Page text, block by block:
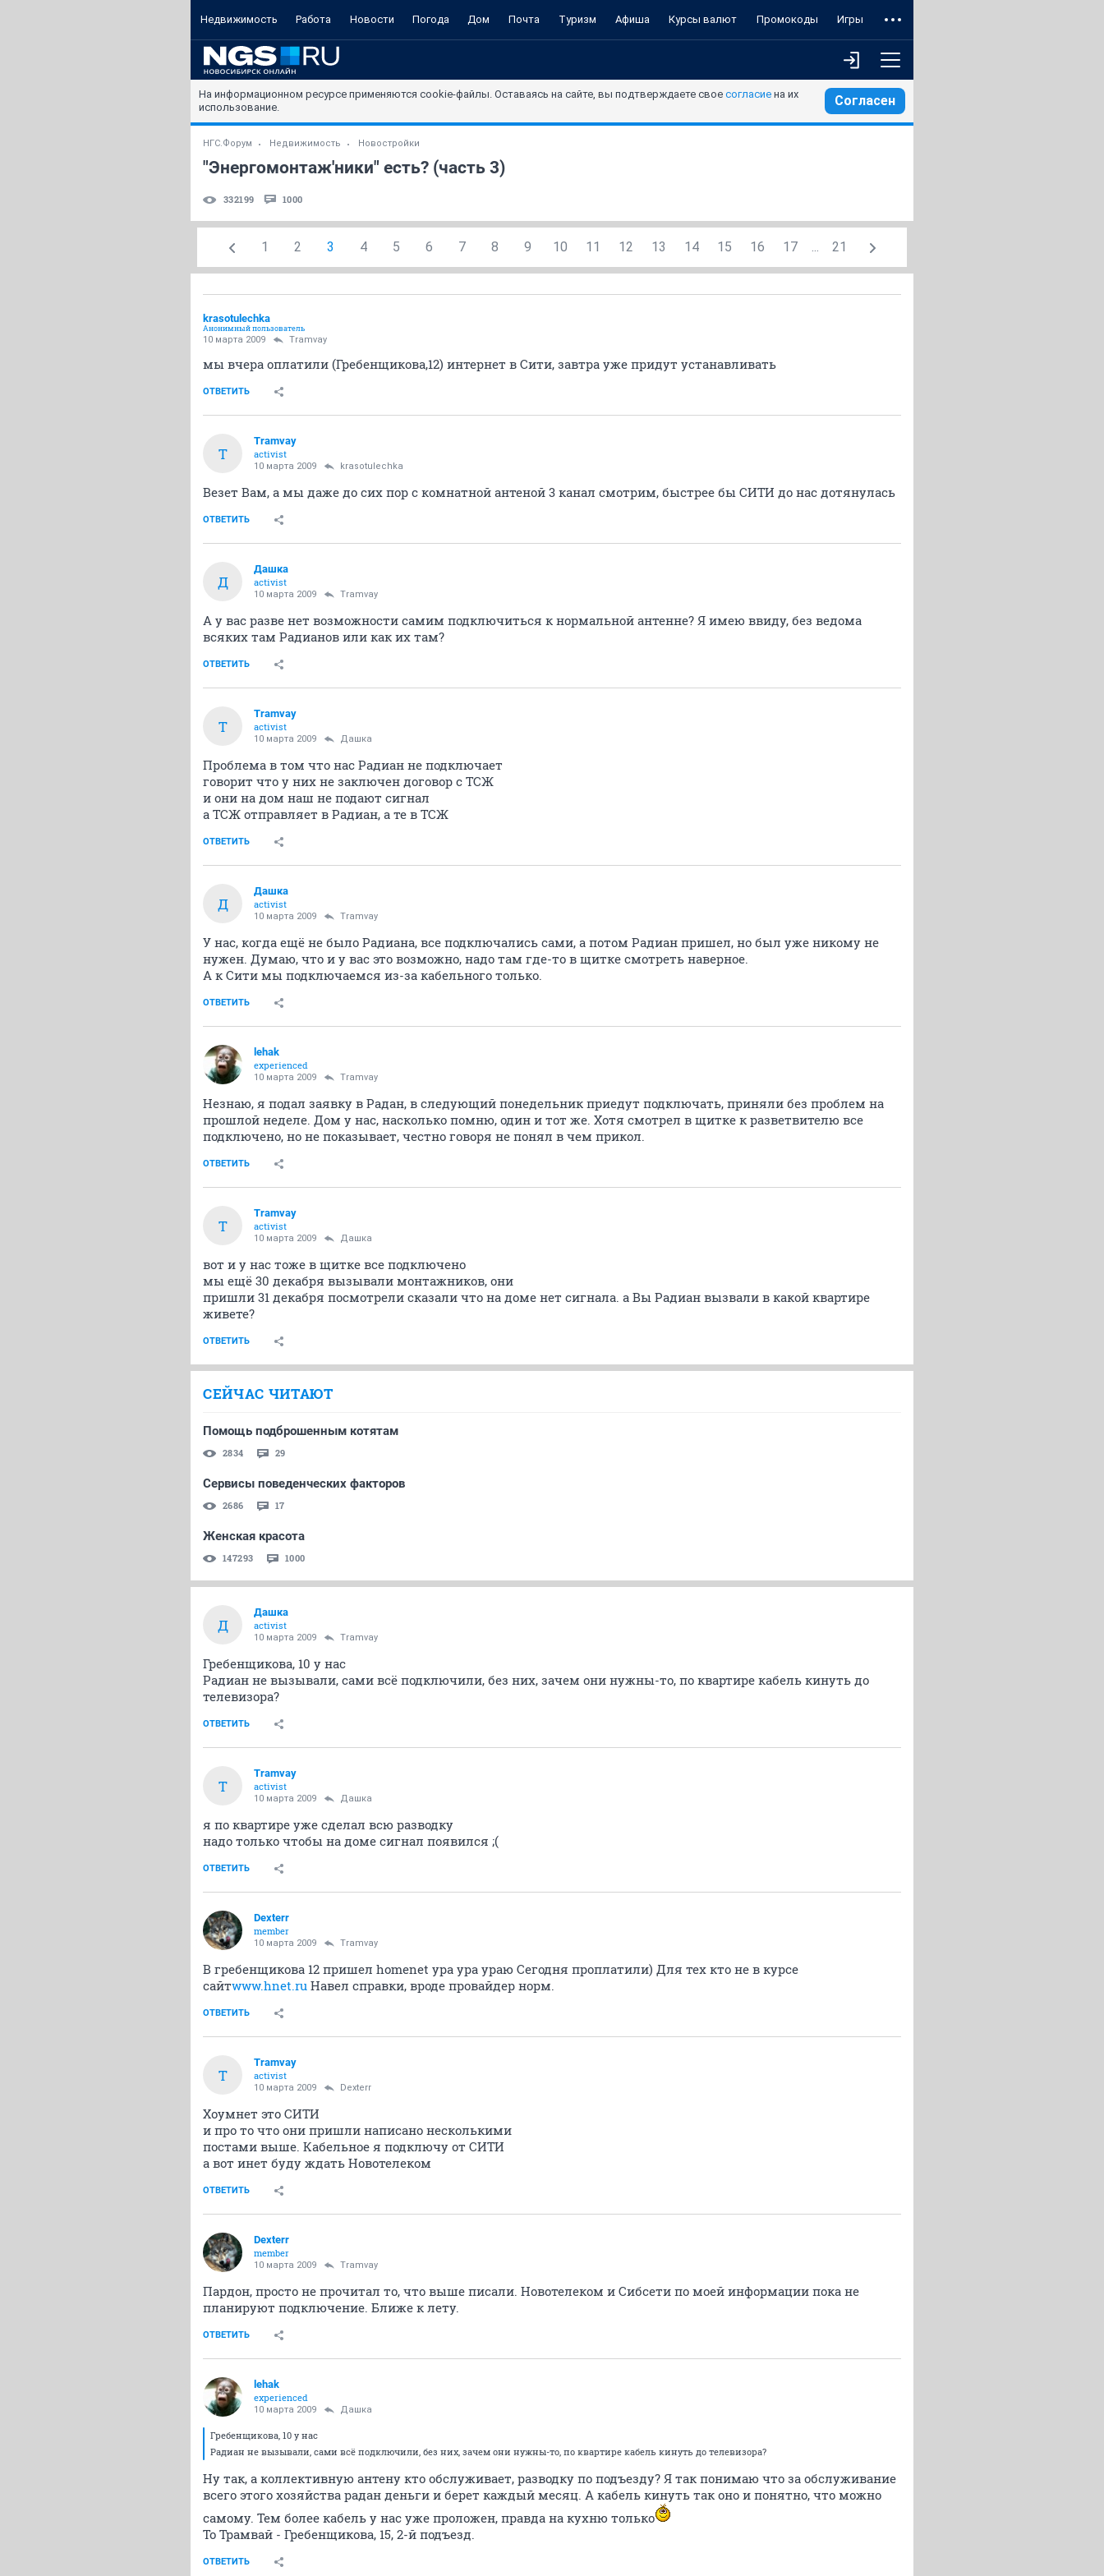
Недвижимость Работа Новости Погода Дом Почта Туризм Афиша Курсы валют Промокоды Игры
На информационном ресурсе применяются cookie-файлы. Оставаясь на сайте, вы подтверждаете свое согласие на их
использование.
Согласен
НГС.Форум Недвижимость Новостройки
"Энергомонтаж'ники" есть? (часть 3)
332199 1000
1 2 3 4 5 6 7 8 9 10 11 12 13 14 15 16 17 ... 21
krasotulechka
Анонимный пользователь
10 марта 2009 Tramvay
мы вчера оплатили (Гребенщикова,12) интернет в Сити, завтра уже придут устанавливать
ОТВЕТИТЬ
T
Tramvay
activist
10 марта 2009 krasotulechka
Везет Вам, а мы даже до сих пор с комнатной антеной 3 канал смотрим, быстрее бы СИТИ до нас дотянулась
ОТВЕТИТЬ
Д
Дашка
activist
10 марта 2009 Tramvay
А у вас разве нет возможности самим подключиться к нормальной антенне? Я имею ввиду, без ведома
всяких там Радианов или как их там?
ОТВЕТИТЬ
T
Tramvay
activist
10 марта 2009 Дашка
Проблема в том что нас Радиан не подключает
говорит что у них не заключен договор с ТСЖ
и они на дом наш не подают сигнал
а ТСЖ отправляет в Радиан, а те в ТСЖ
ОТВЕТИТЬ
Д
Дашка
activist
10 марта 2009 Tramvay
У нас, когда ещё не было Радиана, все подключались сами, а потом Радиан пришел, но был уже никому не
нужен. Думаю, что и у вас это возможно, надо там где-то в щитке смотреть наверное.
А к Сити мы подключаемся из-за кабельного только.
ОТВЕТИТЬ
lehak
experienced
10 марта 2009 Tramvay
Незнаю, я подал заявку в Радан, в следующий понедельник приедут подключать, приняли без проблем на
прошлой неделе. Дом у нас, насколько помню, один и тот же. Хотя смотрел в щитке к разветвителю все
подключено, но не показывает, честно говоря не понял в чем прикол.
ОТВЕТИТЬ
T
Tramvay
activist
10 марта 2009 Дашка
вот и у нас тоже в щитке все подключено
мы ещё 30 декабря вызывали монтажников, они
пришли 31 декабря посмотрели сказали что на доме нет сигнала. а Вы Радиан вызвали в какой квартире
живете?
ОТВЕТИТЬ
СЕЙЧАС ЧИТАЮТ
Помощь подброшенным котятам
2834 29
Сервисы поведенческих факторов
2686 17
Женская красота
147293 1000
Д
Дашка
activist
10 марта 2009 Tramvay
Гребенщикова, 10 у нас
Радиан не вызывали, сами всё подключили, без них, зачем они нужны-то, по квартире кабель кинуть до
телевизора?
ОТВЕТИТЬ
T
Tramvay
activist
10 марта 2009 Дашка
я по квартире уже сделал всю разводку
надо только чтобы на доме сигнал появился ;(
ОТВЕТИТЬ
Dexterr
member
10 марта 2009 Tramvay
В гребенщикова 12 пришел homenet ура ура ураю Сегодня проплатили) Для тех кто не в курсе
сайтwww.hnet.ru Навел справки, вроде провайдер норм.
ОТВЕТИТЬ
T
Tramvay
activist
10 марта 2009 Dexterr
Хоумнет это СИТИ
и про то что они пришли написано несколькими
постами выше. Кабельное я подключу от СИТИ
а вот инет буду ждать Новотелеком
ОТВЕТИТЬ
Dexterr
member
10 марта 2009 Tramvay
Пардон, просто не прочитал то, что выше писали. Новотелеком и Сибсети по моей информации пока не
планируют подключение. Ближе к лету.
ОТВЕТИТЬ
lehak
experienced
10 марта 2009 Дашка
Гребенщикова, 10 у нас
Радиан не вызывали, сами всё подключили, без них, зачем они нужны-то, по квартире кабель кинуть до телевизора?
Ну так, а коллективную антену кто обслуживает, разводку по подъезду? Я так понимаю что за обслуживание
всего этого хозяйства радан деньги и берет каждый месяц. А кабель кинуть так оно и понятно, что можно
самому. Тем более кабель у нас уже проложен, правда на кухню только
То Трамвай - Гребенщикова, 15, 2-й подъезд.
ОТВЕТИТЬ